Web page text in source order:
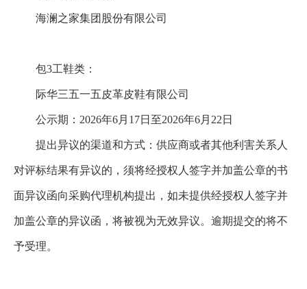
海澜之家集团股份有限公司
包3工鞋类：
际华三五一五皮革皮鞋有限公司
公示期：2026年6月17日至2026年6月22日
提出异议的渠道和方式：供应商或者其他利害关系人
对评标结果有异议的，须将经授权人签字并加盖公章的书
面异议函向采购代理机构提出，如未提供经授权人签字并
加盖公章的异议函，将被视为无效异议。逾期提交的将不
予受理。